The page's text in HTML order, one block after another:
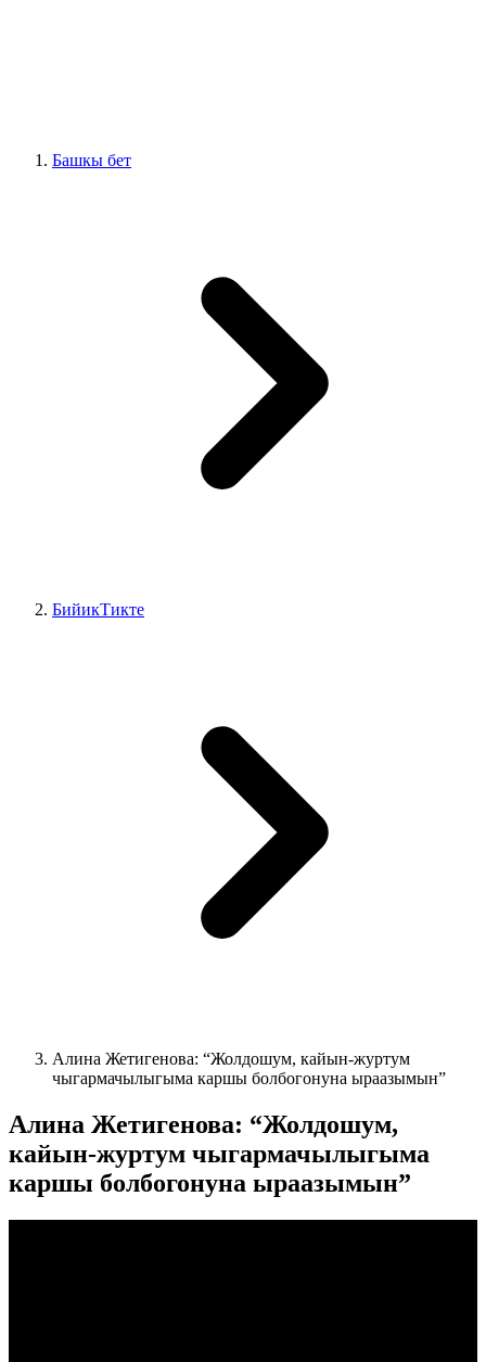
Башкы бет
БийикТикте
Алина Жетигенова: “Жолдошум, кайын-журтум
чыгармачылыгыма каршы болбогонуна ыраазымын”
Алина Жетигенова: “Жолдошум,
кайын-журтум чыгармачылыгыма
каршы болбогонуна ыраазымын”